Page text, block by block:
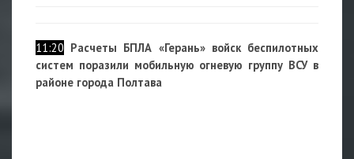
11:20 Расчеты БПЛА «Герань» войск беспилотных
систем поразили мобильную огневую группу ВСУ в
районе города Полтава